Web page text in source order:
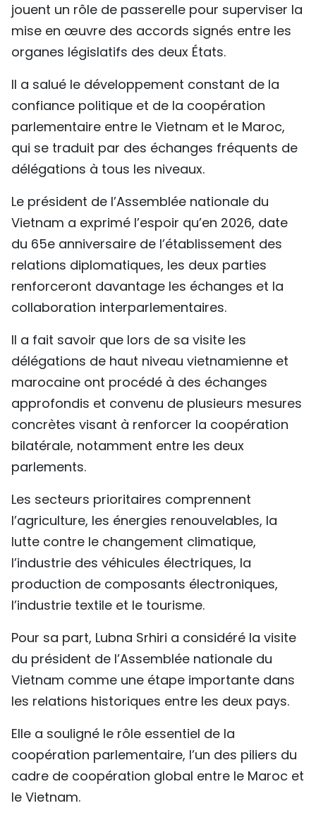
ESPAÑOL
jouent un rôle de passerelle pour superviser la
mise en œuvre des accords signés entre les
organes législatifs des deux États.
Il a salué le développement constant de la
confiance politique et de la coopération
parlementaire entre le Vietnam et le Maroc,
qui se traduit par des échanges fréquents de
délégations à tous les niveaux.
Le président de l’Assemblée nationale du
Vietnam a exprimé l’espoir qu’en 2026, date
du 65e anniversaire de l’établissement des
relations diplomatiques, les deux parties
renforceront davantage les échanges et la
collaboration interparlementaires.
Il a fait savoir que lors de sa visite les
délégations de haut niveau vietnamienne et
marocaine ont procédé à des échanges
approfondis et convenu de plusieurs mesures
concrètes visant à renforcer la coopération
bilatérale, notamment entre les deux
parlements.
Les secteurs prioritaires comprennent
l’agriculture, les énergies renouvelables, la
lutte contre le changement climatique,
l’industrie des véhicules électriques, la
production de composants électroniques,
l’industrie textile et le tourisme.
Pour sa part, Lubna Srhiri a considéré la visite
du président de l’Assemblée nationale du
Vietnam comme une étape importante dans
les relations historiques entre les deux pays.
Elle a souligné le rôle essentiel de la
coopération parlementaire, l’un des piliers du
cadre de coopération global entre le Maroc et
le Vietnam.